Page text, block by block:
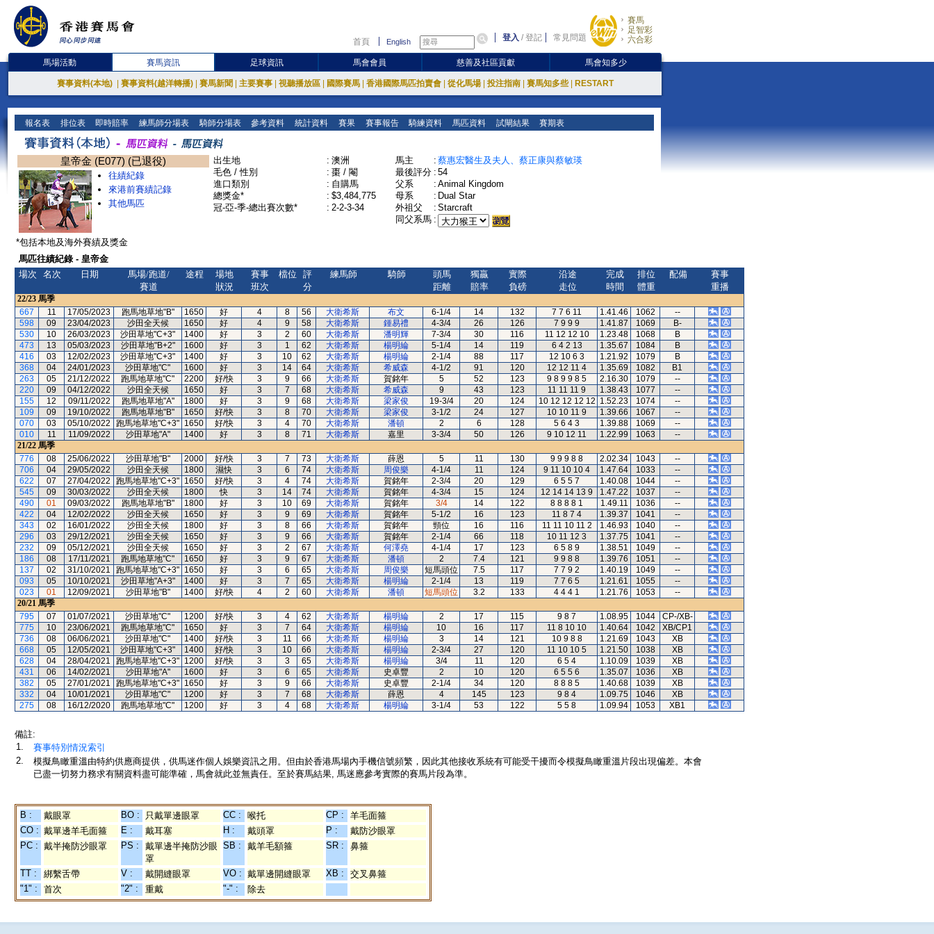
首頁 English 登入 /登記 常見問題
賽馬
足智彩
六合彩
馬場活動 賽馬資訊 足球資訊 馬會會員 慈善及社區貢獻 馬會知多少
賽事資料(本地) 賽事資料(越洋轉播) 賽馬新聞 主要賽事 視聽播放區 國際賽馬 香港國際馬匹拍賣會 從化馬場 投注指南 賽馬知多些 RESTART
報名表 排位表 即時賠率 練馬師分場表 騎師分場表 參考資料 統計資料 賽果 賽事報告 騎練資料 馬匹資料 試閘結果 賽期表
皇帝金 (E077) (已退役)
往績紀錄
來港前賽績記錄
其他馬匹
出生地 : 澳洲
毛色 / 性別
: 棗 / 閹
進口類別
: 自購馬
總獎金*
: $3,484,775
冠-亞-季-總出賽次數*
: 2-2-3-34
馬主 : 蔡惠宏醫生及夫人、蔡正康與蔡敏瑛
最後評分 : 54
父系
: Animal Kingdom
母系
: Dual Star
外祖父
: Starcraft
同父系馬 :
*包括本地及海外賽績及獎金
馬匹往績紀錄 - 皇帝金
場次
名次 日期
馬場/跑道/
賽道
途程
場地
狀況
賽事
班次
檔位
評
分
練馬師 騎師
頭馬
距離
獨贏
賠率
實際
負磅
沿途
走位
完成
時間
排位
體重
配備
賽事
重播
22/23 馬季
667
11 17/05/2023 跑馬地草地"B" 1650 好 4 8 56 大衛希斯 布文 6-1/4 14 132 7 7 6 11 1.41.46 1062
--
598
09 23/04/2023 沙田全天候 1650 好 4 9 58 大衛希斯 鍾易禮 4-3/4 26 126 7 9 9 9 1.41.87 1069
B-
530
10 26/03/2023 沙田草地"C+3" 1400 好 3 2 60 大衛希斯 潘明輝 7-3/4 30 116 11 12 12 10 1.23.48 1068
B
473
13 05/03/2023 沙田草地"B+2" 1600 好 3 1 62 大衛希斯 楊明綸 5-1/4 14 119 6 4 2 13 1.35.67 1084
B
416
03 12/02/2023 沙田草地"C+3" 1400 好 3 10 62 大衛希斯 楊明綸 2-1/4 88 117 12 10 6 3 1.21.92 1079
B
368
04 24/01/2023 沙田草地"C" 1600 好 3 14 64 大衛希斯 希威森 4-1/2 91 120 12 12 11 4 1.35.69 1082
B1
263
05 21/12/2022 跑馬地草地"C" 2200 好/快 3 9 66 大衛希斯 賀銘年 5 52 123 9 8 9 9 8 5 2.16.30 1079
--
220
09 04/12/2022 沙田全天候 1650 好 3 7 68 大衛希斯 希威森 9 43 123 11 11 11 9 1.38.43 1077
--
155
12 09/11/2022 跑馬地草地"A" 1800 好 3 9 68 大衛希斯 梁家俊 19-3/4 20 124 10 12 12 12 12 1.52.23 1074
--
109
09 19/10/2022 跑馬地草地"B" 1650 好/快 3 8 70 大衛希斯 梁家俊 3-1/2 24 127 10 10 11 9 1.39.66 1067
--
070
03 05/10/2022 跑馬地草地"C+3" 1650 好/快 3 4 70 大衛希斯 潘頓 2 6 128 5 6 4 3 1.39.88 1069
--
010
11 11/09/2022 沙田草地"A" 1400 好 3 8 71 大衛希斯 嘉里 3-3/4 50 126 9 10 12 11 1.22.99 1063
--
21/22 馬季
776
08 25/06/2022 沙田草地"B" 2000 好/快 3 7 73 大衛希斯 薛恩 5 11 130 9 9 9 8 8 2.02.34 1043
--
706
04 29/05/2022 沙田全天候 1800 濕快 3 6 74 大衛希斯 周俊樂 4-1/4 11 124 9 11 10 10 4 1.47.64 1033
--
622
07 27/04/2022 跑馬地草地"C+3" 1650 好/快 3 4 74 大衛希斯 賀銘年 2-3/4 20 129 6 5 5 7 1.40.08 1044
--
545
09 30/03/2022 沙田全天候 1800 快 3 14 74 大衛希斯 賀銘年 4-3/4 15 124 12 14 14 13 9 1.47.22 1037
--
490
01 09/03/2022 跑馬地草地"B" 1800 好 3 10 69 大衛希斯 賀銘年 3/4 14 122 8 8 8 8 1 1.49.11 1036
--
422
04 12/02/2022 沙田全天候 1650 好 3 9 69 大衛希斯 賀銘年 5-1/2 16 123 11 8 7 4 1.39.37 1041
--
343
02 16/01/2022 沙田全天候 1800 好 3 8 66 大衛希斯 賀銘年 頸位 16 116 11 11 10 11 2 1.46.93 1040
--
296
03 29/12/2021 沙田全天候 1650 好 3 9 66 大衛希斯 賀銘年 2-1/4 66 118 10 11 12 3 1.37.75 1041
--
232
09 05/12/2021 沙田全天候 1650 好 3 2 67 大衛希斯 何澤堯 4-1/4 17 123 6 5 8 9 1.38.51 1049
--
186
08 17/11/2021 跑馬地草地"C" 1650 好 3 9 67 大衛希斯 潘頓 2 7.4 121 9 9 8 8 1.39.76 1051
--
137
02 31/10/2021 跑馬地草地"C+3" 1650 好 3 6 65 大衛希斯 周俊樂 短馬頭位 7.5 117 7 7 9 2 1.40.19 1049
--
093
05 10/10/2021 沙田草地"A+3" 1400 好 3 7 65 大衛希斯 楊明綸 2-1/4 13 119 7 7 6 5 1.21.61 1055
--
023
01 12/09/2021 沙田草地"B" 1400 好/快 4 2 60 大衛希斯 潘頓 短馬頭位 3.2 133 4 4 4 1 1.21.76 1053
--
20/21 馬季
795
07 01/07/2021 沙田草地"C" 1200 好/快 3 4 62 大衛希斯 楊明綸 2 17 115 9 8 7 1.08.95 1044
CP-/XB-
775
10 23/06/2021 跑馬地草地"C" 1650 好 3 7 64 大衛希斯 楊明綸 10 16 117 11 8 10 10 1.40.64 1042
XB/CP1
736
08 06/06/2021 沙田草地"C" 1400 好/快 3 11 66 大衛希斯 楊明綸 3 14 121 10 9 8 8 1.21.69 1043
XB
668
05 12/05/2021 沙田草地"C+3" 1400 好/快 3 10 66 大衛希斯 楊明綸 2-3/4 27 120 11 10 10 5 1.21.50 1038
XB
628
04 28/04/2021 跑馬地草地"C+3" 1200 好/快 3 3 65 大衛希斯 楊明綸 3/4 11 120 6 5 4 1.10.09 1039
XB
431
06 14/02/2021 沙田草地"A" 1600 好 3 6 65 大衛希斯 史卓豐 2 10 120 6 5 5 6 1.35.07 1036
XB
382
05 27/01/2021 跑馬地草地"C+3" 1650 好 3 9 66 大衛希斯 史卓豐 2-1/4 34 120 8 8 8 5 1.40.68 1039
XB
332
04 10/01/2021 沙田草地"C" 1200 好 3 7 68 大衛希斯 薛恩 4 145 123 9 8 4 1.09.75 1046
XB
275
08 16/12/2020 跑馬地草地"C" 1200 好 3 4 68 大衛希斯 楊明綸 3-1/4 53 122 5 5 8 1.09.94 1053 XB1
備註:
1.
賽事特別情況索引
2.
模擬鳥瞰重溫由特約供應商提供，供馬迷作個人娛樂資訊之用。但由於香港馬場內手機信號頻繁，因此其他接收系統有可能受干擾而令模擬鳥瞰重溫片段出現偏差。本會
已盡一切努力務求有關資料盡可能準確，馬會就此並無責任。至於賽馬結果, 馬迷應參考實際的賽馬片段為準。
B : 戴眼罩 BO : 只戴單邊眼罩 CC : 喉托 CP :
羊毛面箍
CO : 戴單邊羊毛面箍 E : 戴耳塞 H : 戴頭罩 P :
戴防沙眼罩
PC : 戴半掩防沙眼罩 PS :
戴單邊半掩防沙眼
罩
SB : 戴羊毛額箍 SR : 鼻箍
TT : 綁繫舌帶 V : 戴開縫眼罩 VO : 戴單邊開縫眼罩 XB :
交叉鼻箍
"1" :
首次 "2" : 重戴 "-" : 除去